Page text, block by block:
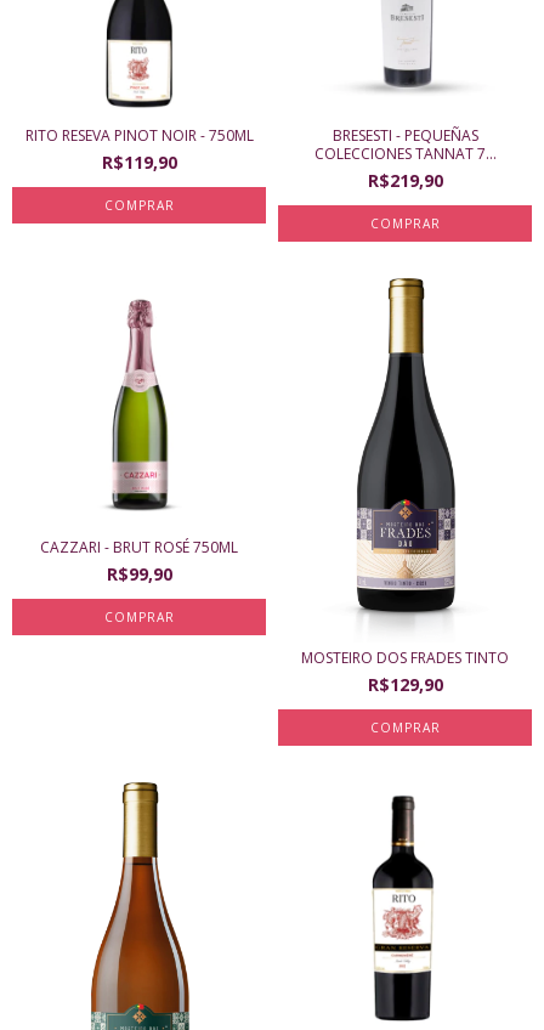
RITO RESEVA PINOT NOIR - 750ML
R$119,90
BRESESTI - PEQUEÑAS
COLECCIONES TANNAT 7...
R$219,90
CAZZARI - BRUT ROSÉ 750ML
R$99,90
MOSTEIRO DOS FRADES TINTO
R$129,90